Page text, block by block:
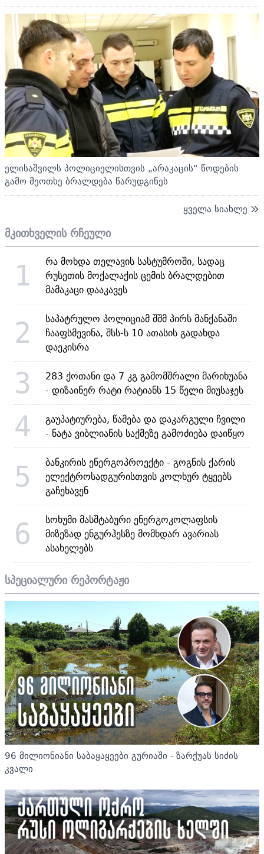
ელისაშვილს პოლიციელისთვის „არაკაცის“ წოდების
გამო მეოთხე ბრალდება წარუდგინეს
ყველა სიახლე
მკითხველის რჩეული
1
რა მოხდა თელავის სასტუმროში, სადაც
რუსეთის მოქალაქის ცემის ბრალდებით
მამაკაცი დააკავეს
2
საპატრულო პოლიციამ შშმ პირს მანქანაში
ჩააფსმევინა, შსს-ს 10 ათასის გადახდა
დაეკისრა
3
283 ქოთანი და 7 კგ გამომშრალი მარიხუანა
- დიზაინერ რატი რატიანს 15 წელი მიუსაჯეს
4
გაუპატიურება, წამება და დაკარგული ჩვილი
- ნატა ვიბლიანის საქმეზე გამოძიება დაიწყო
5
ბანკირის ენერგოპროექტი - გოგნის ქარის
ელექტროსადგურისთვის კოლხურ ტყეებს
გაჩეხავენ
6
სოხუმი მასშტაბური ენერგოკოლაფსის
მიზეზად ენგურჰესზე მომხდარ ავარიას
ასახელებს
სპეციალური რეპორტაჟი
96 მილიონიანი საბაყაყეები გურიაში - ზარქუას სიძის
კვალი